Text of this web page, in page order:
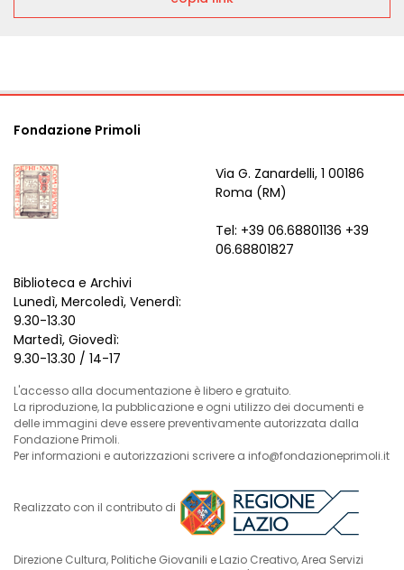
Fondazione Primoli
Via G. Zanardelli, 1 00186
Roma (RM)
Tel: +39 06.68801136 +39
06.68801827
Biblioteca e Archivi
Lunedì, Mercoledì, Venerdì:
9.30-13.30
Martedì, Giovedì:
9.30-13.30 / 14-17
L'accesso alla documentazione è libero e gratuito.
La riproduzione, la pubblicazione e ogni utilizzo dei documenti e
delle immagini deve essere preventivamente autorizzata dalla
Fondazione Primoli.
Per informazioni e autorizzazioni scrivere a info@fondazioneprimoli.it
Realizzato con il contributo di
Direzione Cultura, Politiche Giovanili e Lazio Creativo, Area Servizi